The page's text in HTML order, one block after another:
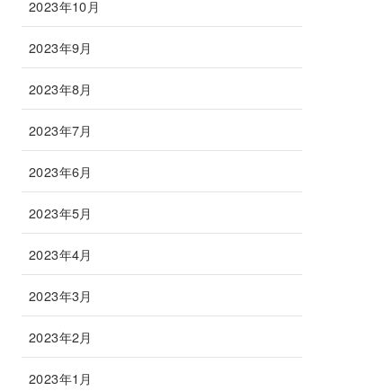
2023年10月
2023年9月
2023年8月
2023年7月
2023年6月
2023年5月
2023年4月
2023年3月
2023年2月
2023年1月